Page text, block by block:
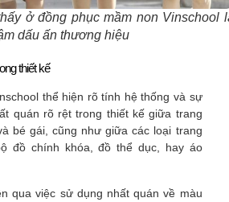
ở đồng phục mầm non Vinschool
dấu ấn thương hiệu
thiết kế
thể hiện rõ tính hệ thống và sự
quán rõ rệt trong thiết kế giữa trang
bé gái, cũng như giữa các loại trang
đồ chính khóa, đồ thể dục, hay áo
qua việc sử dụng nhất quán về màu